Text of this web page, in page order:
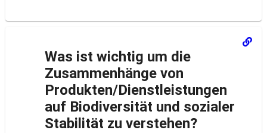
Was ist wichtig um die
Zusammenhänge von
Produkten/Dienstleistungen
auf Biodiversität und sozialer
Stabilität zu verstehen?